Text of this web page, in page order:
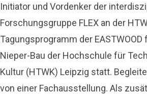
Initiator und Vordenker der
Forschungsgruppe FLEX an der
Tagungsprogramm der
Nieper-Bau der Hochschule für
Kultur (HTWK) Leipzig statt.
von einer Fachausstellung. Als